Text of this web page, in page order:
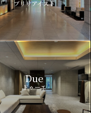
ブリリアイスト
Due
ドゥーエ